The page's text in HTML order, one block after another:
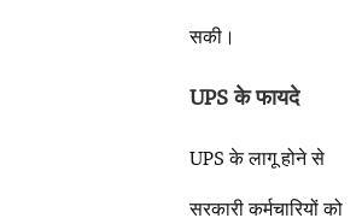
सकी।
UPS के फायदे
UPS के लागू होने से
सरकारी कर्मचारियों को